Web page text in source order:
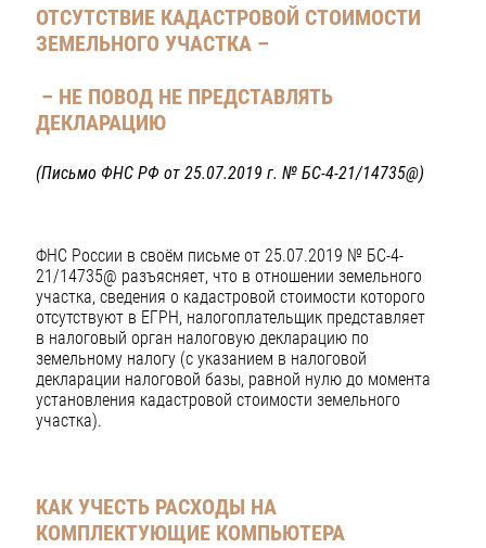
ОТСУТСТВИЕ КАДАСТРОВОЙ СТОИМОСТИ
ЗЕМЕЛЬНОГО УЧАСТКА –
– НЕ ПОВОД НЕ ПРЕДСТАВЛЯТЬ
ДЕКЛАРАЦИЮ
(Письмо ФНС РФ от 25.07.2019 г. № БС-4-21/14735@)
ФНС России в своём письме от 25.07.2019 № БС-4-
21/14735@ разъясняет, что в отношении земельного
участка, сведения о кадастровой стоимости которого
отсутствуют в ЕГРН, налогоплательщик представляет
в налоговый орган налоговую декларацию по
земельному налогу (с указанием в налоговой
декларации налоговой базы, равной нулю до момента
установления кадастровой стоимости земельного
участка).
КАК УЧЕСТЬ РАСХОДЫ НА
КОМПЛЕКТУЮЩИЕ КОМПЬЮТЕРА